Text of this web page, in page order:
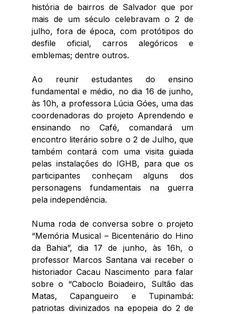
história de bairros de Salvador que por
mais de um século celebravam o 2 de
julho, fora de época, com protótipos do
desfile oficial, carros alegóricos e
emblemas; dentre outros.
Ao reunir estudantes do ensino
fundamental e médio, no dia 16 de junho,
às 10h, a professora Lúcia Góes, uma das
coordenadoras do projeto Aprendendo e
ensinando no Café, comandará um
encontro literário sobre o 2 de Julho, que
também contará com uma visita guiada
pelas instalações do IGHB, para que os
participantes conheçam alguns dos
personagens fundamentais na guerra
pela independência.
Numa roda de conversa sobre o projeto
“Memória Musical – Bicentenário do Hino
da Bahia”, dia 17 de junho, às 16h, o
professor Marcos Santana vai receber o
historiador Cacau Nascimento para falar
sobre o “Caboclo Boiadeiro, Sultão das
Matas, Capangueiro e Tupinambá:
patriotas divinizados na epopeia do 2 de